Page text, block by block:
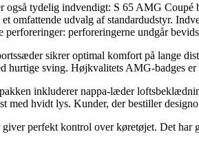
også tydelig indvendigt: S 65 AMG Coupé
omfattende udvalg af standardudstyr.
perforeringer: perforeringerne undgår
sikrer optimal komfort på lange
hurtige sving. Højkvalitets AMG-badges
inkluderer nappa-læder
med hvidt lys. Kunder, der bestiller
giver perfekt kontrol over køretøjet. Det